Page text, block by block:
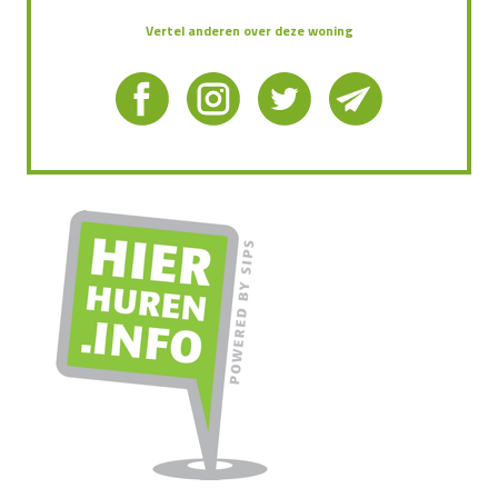
Vertel anderen over deze woning